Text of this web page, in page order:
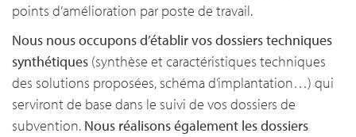
points d’amélioration par poste de travail.
Nous nous occupons d’établir vos dossiers techniques
synthétiques (synthèse et caractéristiques techniques
des solutions proposées, schéma d’implantation…) qui
serviront de base dans le suivi de vos dossiers de
subvention. Nous réalisons également les dossiers